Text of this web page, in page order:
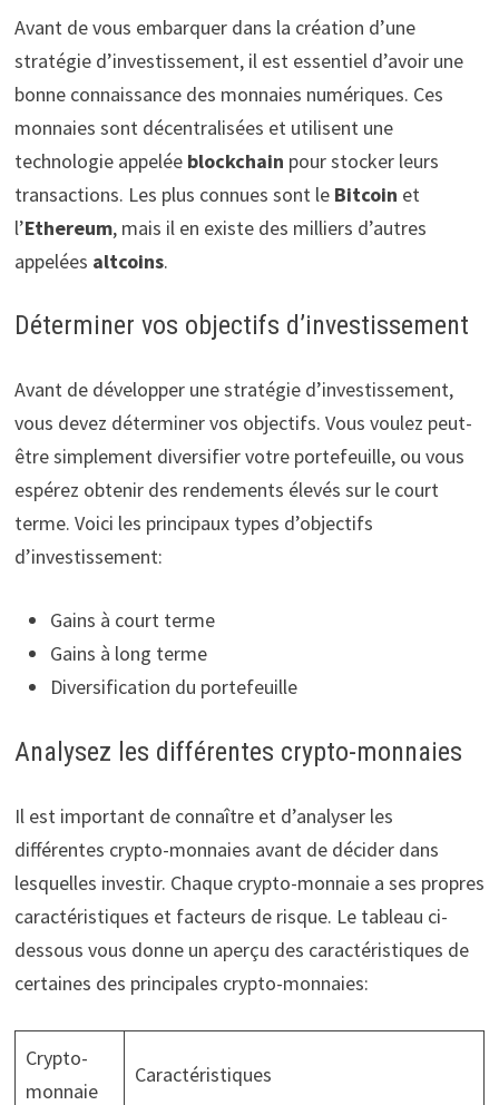
Avant de vous embarquer dans la création d’une
stratégie d’investissement, il est essentiel d’avoir une
bonne connaissance des monnaies numériques. Ces
monnaies sont décentralisées et utilisent une
technologie appelée blockchain pour stocker leurs
transactions. Les plus connues sont le Bitcoin et
l’Ethereum, mais il en existe des milliers d’autres
appelées altcoins.
Déterminer vos objectifs d’investissement
Avant de développer une stratégie d’investissement,
vous devez déterminer vos objectifs. Vous voulez peut-
être simplement diversifier votre portefeuille, ou vous
espérez obtenir des rendements élevés sur le court
terme. Voici les principaux types d’objectifs
d’investissement:
Gains à court terme
Gains à long terme
Diversification du portefeuille
Analysez les différentes crypto-monnaies
Il est important de connaître et d’analyser les
différentes crypto-monnaies avant de décider dans
lesquelles investir. Chaque crypto-monnaie a ses propres
caractéristiques et facteurs de risque. Le tableau ci-
dessous vous donne un aperçu des caractéristiques de
certaines des principales crypto-monnaies:
Crypto-
monnaie
Caractéristiques